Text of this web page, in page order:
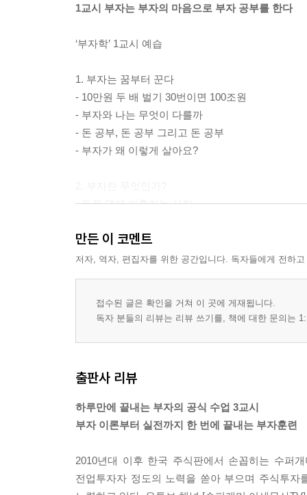
1교시 부자는 부자의 마음으로 부자 공부를 한다
‘부자학’ 1교시 예습
1. 부자는 꿈부터 꾼다
- 10만원 두 배 벌기 30번이면 100조원
- 부자와 나는 무엇이 다를까
- 돈 공부, 돈 공부 그리고 돈 공부
- 부자가 왜 이렇게 살아요?
- 돈을 댐에 비축하는 사람
- 부자가 되면 일하지 않아도 될까?
- 그냥 부자와 행복한 부자
- 언제든 부자를 만날 수 있다
- 부자도 모르는 부자공식 G×R
만든 이 코멘트
저자, 역자, 편집자를 위한 공간입니다. 독자들에게 전하
접수된 글은 확인을 거쳐 이 곳에 게재됩니다.
독자 분들의 리뷰는 리뷰 쓰기를, 책에 대한 문의는
출판사 리뷰
하루만에 끝내는 부자의 공식 수업 3교시
부자 이론부터 실전까지 한 번에 끝내는 부자훈련
2010년대 이후 한국 주식판에서 손꼽히는 수퍼
전업투자자 정도의 노력을 쏟아 부으며 주식투